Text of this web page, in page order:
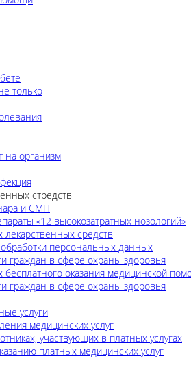
только
на организм
стредств
и СМП
«12 высокозатратных нозологий»
средств
персональных данных
граждан в сфере охраны здоровья
бесплатного оказания медицинской
граждан в сфере охраны здоровья
услуги
медицинских услуг
участвующих в платных услугах
платных медицинских услуг